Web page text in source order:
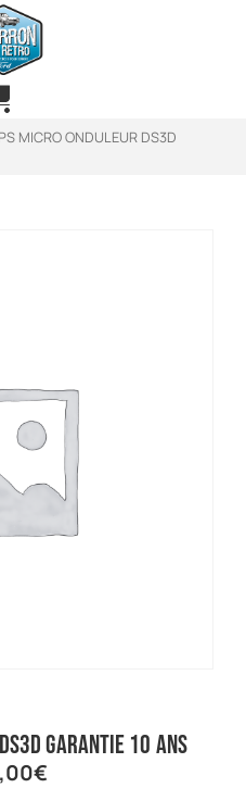
MICRO ONDULEUR DS3D
GARANTIE 10 ANS
€